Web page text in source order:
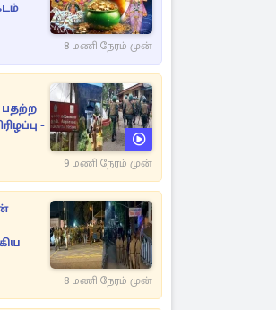
8 மணி நேரம் முன்
பதற்ற
-
9 மணி நேரம் முன்
8 மணி நேரம் முன்